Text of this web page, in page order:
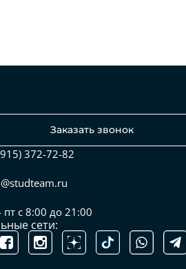
Заказать звонок
372-72-82
пт с 8:00 до 21:00
сети: